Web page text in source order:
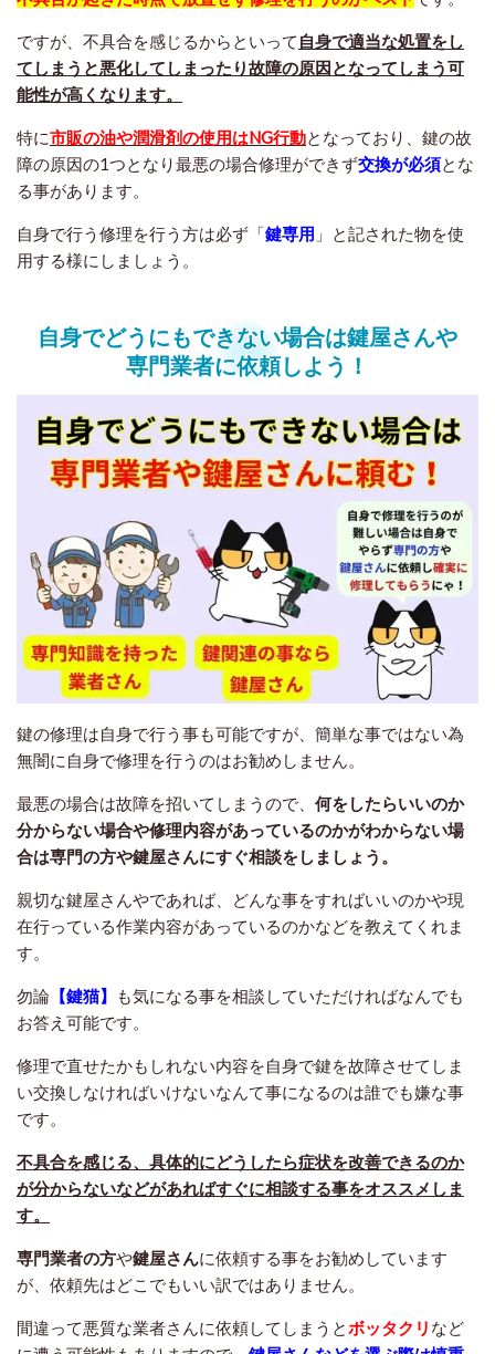
ですが、不具合を感じるからといって 自身で適当な処置をし
てしまうと悪化してしまったり故障の原因となってしまう可
能性が高くなります。
特に市販の油や潤滑剤の使用はNG行動となっており、鍵の故
障の原因の1つとなり最悪の場合修理ができず交換が必須とな
る事があります。
自身で行う修理を行う方は必ず「鍵専用 」と記された物を使
用する様にしましょう。
自身でどうにもできない場合は鍵屋さんや
専門業者に依頼しよう！
鍵の修理は自身で行う事も可能ですが、簡単な事ではない為
無闇に自身で修理を行うのはお勧めしません。
最悪の場合は故障を招いてしまうので、 何をしたらいいのか
分からない場合や修理内容があっているのかがわからない場
合は専門の方や鍵屋さんにすぐ相談をしましょう。
親切な鍵屋さんやであれば、どんな事をすればいいのかや現
在行っている作業内容があっているのかなどを教えてくれま
す。
勿論 【鍵猫】
も気になる事を相談していただければなんでも
お答え可能です。
修理で直せたかもしれない内容を自身で鍵を故障させてしま
い交換しなければいけないなんて事になるのは誰でも嫌な事
です。
不具合を感じる、具体的にどうしたら症状を改善できるのか
が分からないなどがあればすぐに相談する事をオススメしま
す。
専門業者の方や鍵屋さんに依頼する事をお勧めしています
が、依頼先はどこでもいい訳ではありません。
間違って悪質な業者さんに依頼してしまうとボッタクリ など